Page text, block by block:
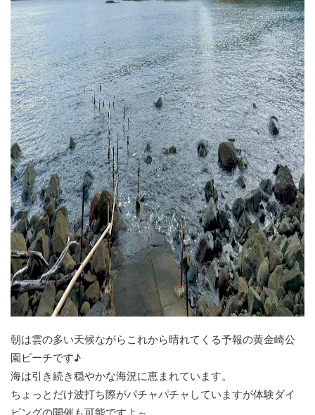
朝は雲の多い天候ながらこれから晴れてくる予報の黄金崎公
園ビーチです♪
海は引き続き穏やかな海況に恵まれています。
ちょっとだけ波打ち際がパチャパチャしていますが体験ダイ